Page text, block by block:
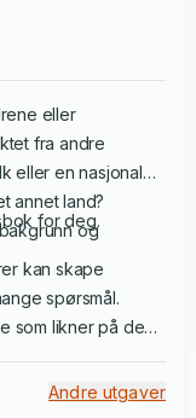
eller
fra andre
eller en nasjonal
annet land?
og
for deg.
kan skape
spørsmål.
som likner på deg?
Andre utgaver